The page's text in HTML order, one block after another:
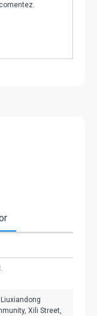
Xili Street,